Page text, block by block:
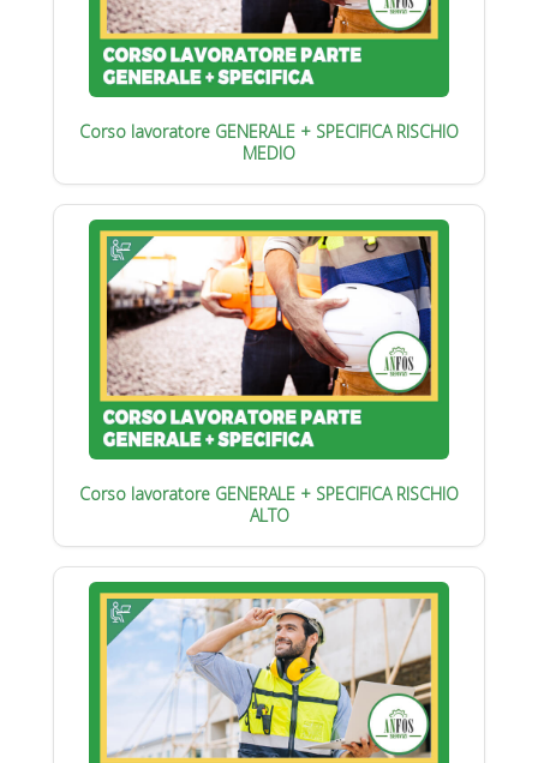
Corso lavoratore GENERALE + SPECIFICA RISCHIO
MEDIO
Corso lavoratore GENERALE + SPECIFICA RISCHIO
ALTO